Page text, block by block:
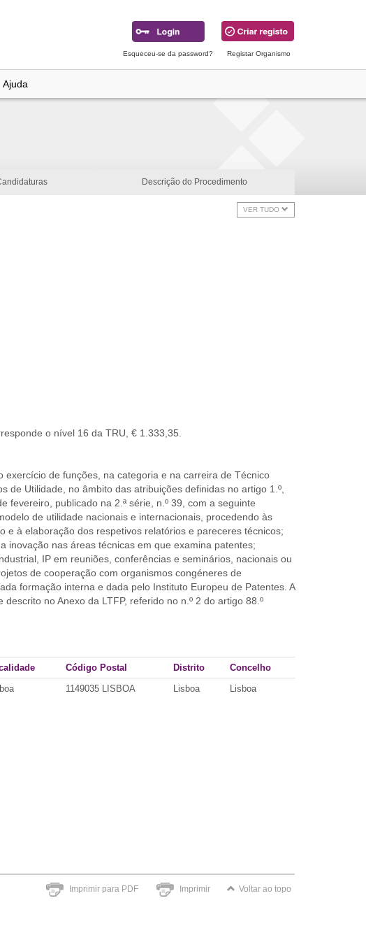
Esqueceu-se da password? Registar Organismo
Ajuda
Descrição do Procedimento
VER TUDO
o nível 16 da TRU, € 1.333,35.
de funções, na categoria e na carreira de Técnico
de Utilidade, no âmbito das atribuições definidas no artigo 1.º,
fevereiro, publicado na 2.ª série, n.º 39, com a seguinte
de utilidade nacionais e internacionais, procedendo às
e à elaboração dos respetivos relatórios e pareceres técnicos;
inovação nas áreas técnicas em que examina patentes;
IP em reuniões, conferências e seminários, nacionais ou
de cooperação com organismos congéneres de
formação interna e dada pelo Instituto Europeu de Patentes. A
no Anexo da LTFP, referido no n.º 2 do artigo 88.º
Código Postal Distrito
Concelho
1149035 LISBOA Lisboa Lisboa
Imprimir para PDF Imprimir Voltar ao topo